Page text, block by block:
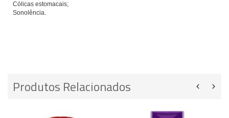
Cólicas estomacais;
Sonolência.
Produtos Relacionados